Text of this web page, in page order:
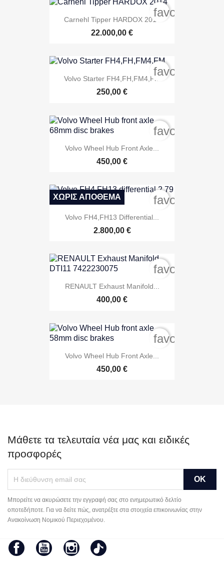
Carnehl Tipper HARDOX 2014
22.000,00 €
Volvo Starter FH4,FH,FM4,FM
250,00 €
Volvo Wheel Hub Front Axle...
450,00 €
Volvo FH4,FH13 Differential...
2.800,00 €
ΧΩΡΊΣ ΑΠΌΘΕΜΑ
RENAULT Exhaust Manifold...
400,00 €
Volvo Wheel Hub Front Axle...
450,00 €
Μάθετε τα τελευταία νέα μας και ειδικές
προσφορές
Μπορείτε να ακυρώσετε την εγγραφή σας στο ενημερωτικό δελτίο
οποτεδήποτε. Για να δείτε πώς, ανατρέξτε στα στοιχεία επικοινωνίας στην
Ανακοίνωση Νομικού Περιεχομένου.
FacebookYouTubeInstagram